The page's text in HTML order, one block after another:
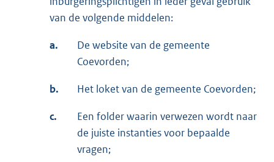
van de volgende middelen:
a.
De website van de gemeente
Coevorden;
b. Het loket van de gemeente Coevorden;
c.
Een folder waarin verwezen wordt naar
de juiste instanties voor bepaalde
vragen;